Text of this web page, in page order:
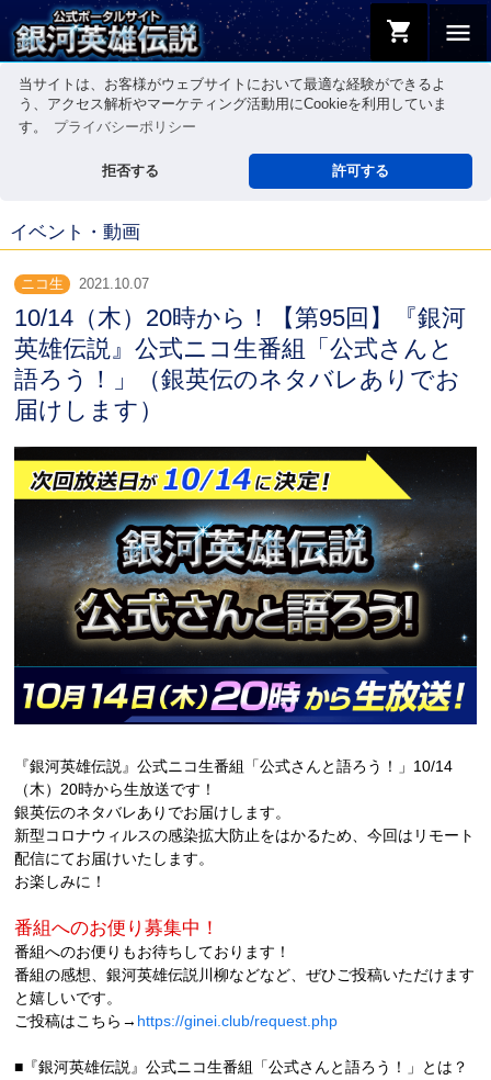
当サイトは、お客様がウェブサイトにおいて最適な経験ができるよ
う、アクセス解析やマーケティング活動用にCookieを利用していま
す。
プライバシーポリシー
拒否する 許可する
menu
shopping_cart
イベント・動画
ニコ生 2021.10.07
10/14（木）20時から！【第95回】『銀河
英雄伝説』公式ニコ生番組「公式さんと
語ろう！」（銀英伝のネタバレありでお
届けします）
『銀河英雄伝説』公式ニコ生番組「公式さんと語ろう！」10/14
（木）20時から生放送です！
銀英伝のネタバレありでお届けします。
新型コロナウィルスの感染拡大防止をはかるため、今回はリモート
配信にてお届けいたします。
お楽しみに！
番組へのお便り募集中！
番組へのお便りもお待ちしております！
番組の感想、銀河英雄伝説川柳などなど、ぜひご投稿いただけます
と嬉しいです。
ご投稿はこちら→ https://ginei.club/request.php
■『銀河英雄伝説』公式ニコ生番組「公式さんと語ろう！」とは？